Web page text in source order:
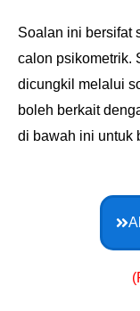
Soalan ini bersifat
calon psikometrik.
dicungkil melalui
boleh berkait
di bawah ini untuk